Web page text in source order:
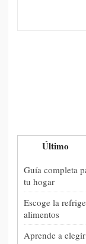
Último
Guía completa
tu hogar
Escoge la
alimentos
Aprende a